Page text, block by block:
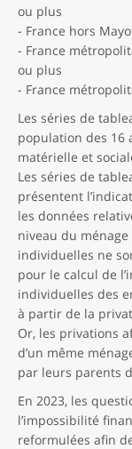
ou plus
- France hors
- France
ou plus
- France
Les séries de
population des 16
matérielle et
Les séries de
présentent
les données
niveau du
individuelles ne
pour le calcul de
individuelles des
à partir de la
Or, les privations
d’un même
par leurs parents
En 2023, les
l’impossibilité
reformulées afin